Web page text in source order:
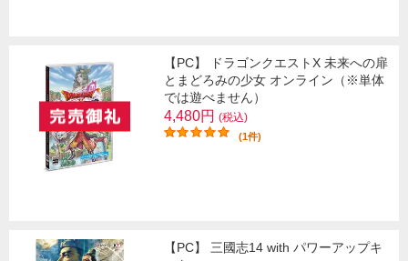
【PC】 ドラゴンクエストX 未来への扉
とまどろみの少女 オンライン（※単体
では遊べません）
4,480円 (税込)
(1件)
【PC】 三國志14 with パワーアップキ